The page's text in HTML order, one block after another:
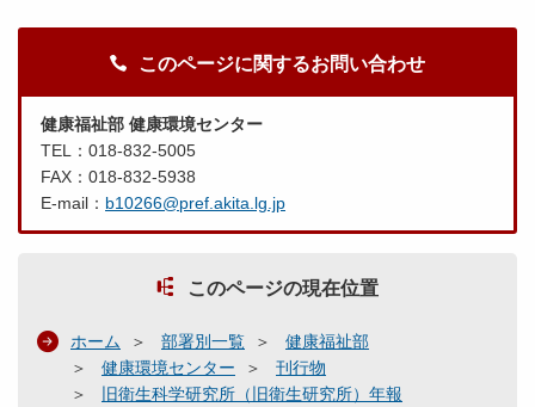
このページに関するお問い合わせ
健康福祉部 健康環境センター
TEL：018-832-5005
FAX：018-832-5938
E-mail： b10266@pref.akita.lg.jp
このページの現在位置
ホーム 部署別一覧
健康福祉部
健康環境センター
刊行物
旧衛生科学研究所（旧衛生研究所）年報